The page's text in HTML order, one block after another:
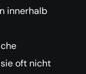
innerhalb
oft nicht